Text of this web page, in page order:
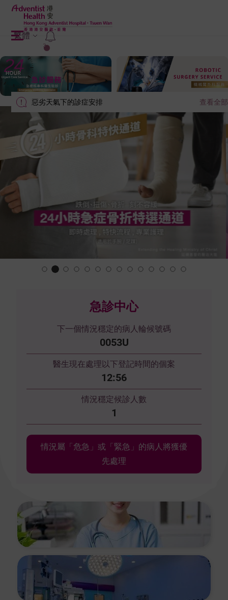
2
繁體
惡劣天氣下的診症安排
查看全部
Slide 2 of 14.
急診中心
下一個情況穩定的病人輪候號碼
0053U
醫生現在處理以下登記時間的個案
12:56
情況穩定候診人數
1
情況屬「危急」或「緊急」的病人將獲優
先處理
醫療服務